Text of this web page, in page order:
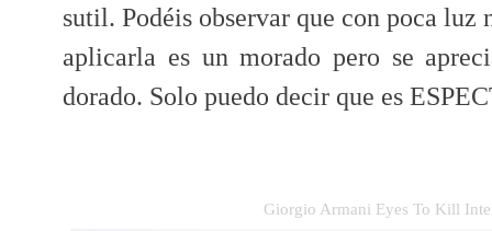
sutil. Podéis observar que con poca
aplicarla es un morado pero se
dorado. Solo puedo decir que es
Giorgio Armani Eyes To Kill